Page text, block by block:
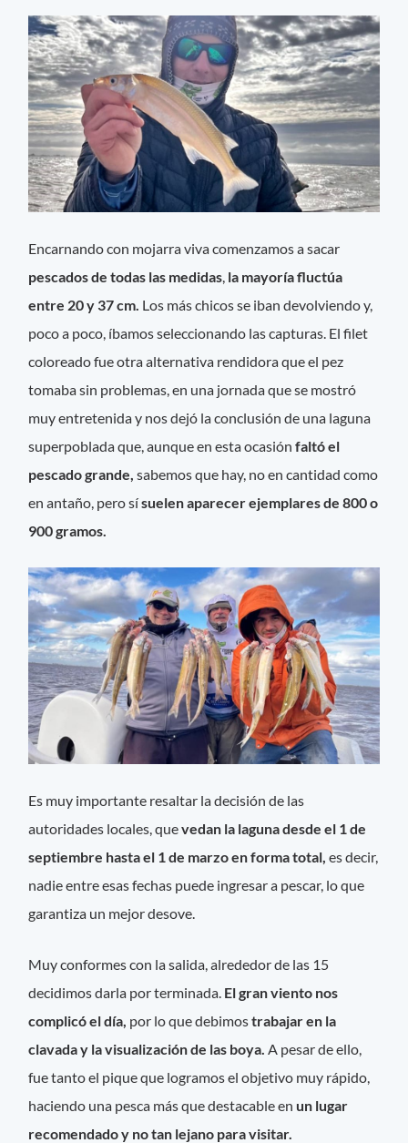
Encarnando con mojarra viva comenzamos a sacar
pescados de todas las medidas, la mayoría fluctúa
entre 20 y 37 cm. Los más chicos se iban devolviendo y,
poco a poco, íbamos seleccionando las capturas. El filet
coloreado fue otra alternativa rendidora que el pez
tomaba sin problemas, en una jornada que se mostró
muy entretenida y nos dejó la conclusión de una laguna
superpoblada que, aunque en esta ocasión faltó el
pescado grande,sabemos que hay, no en cantidad como
en antaño, pero sísuelen aparecer ejemplares de 800 o
900 gramos.
Es muy importante resaltar la decisión de las
autoridades locales, quevedan la laguna desde el 1 de
septiembre hasta el 1 de marzo en forma total, es decir,
nadie entre esas fechas puede ingresar a pescar, lo que
garantiza un mejor desove.
Muy conformes con la salida, alrededor de las 15
decidimos darla por terminada. El gran viento nos
complicó el día, por lo que debimostrabajar en la
clavada y la visualización de las boya. A pesar de ello,
fue tanto el pique que logramos el objetivo muy rápido,
haciendo una pesca más que destacable en un lugar
recomendado y no tan lejano para visitar.